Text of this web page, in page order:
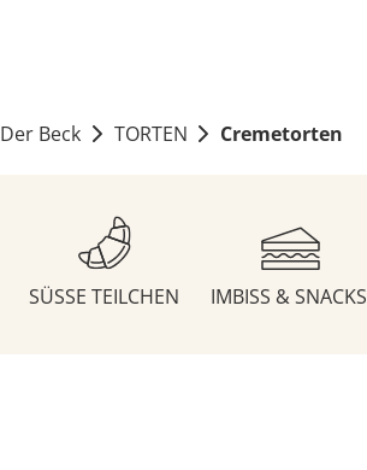
Der Beck TORTEN Cremetorten
SÜSSE TEILCHEN IMBISS & SNACKS